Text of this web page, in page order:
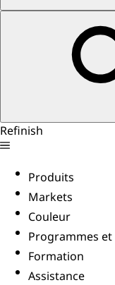
Refinish
Produits
Markets
Couleur
Programmes et
Formation
Assistance